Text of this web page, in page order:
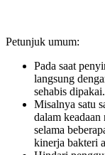
Petunjuk umum:
Pada saat
langsung
sehabis dipakai.
Misalnya satu
dalam
selama
kinerja bakteri